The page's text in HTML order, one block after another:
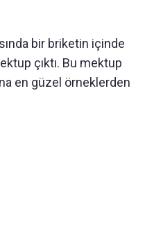
bir briketin içinde
çıktı. Bu mektup
en güzel örneklerden